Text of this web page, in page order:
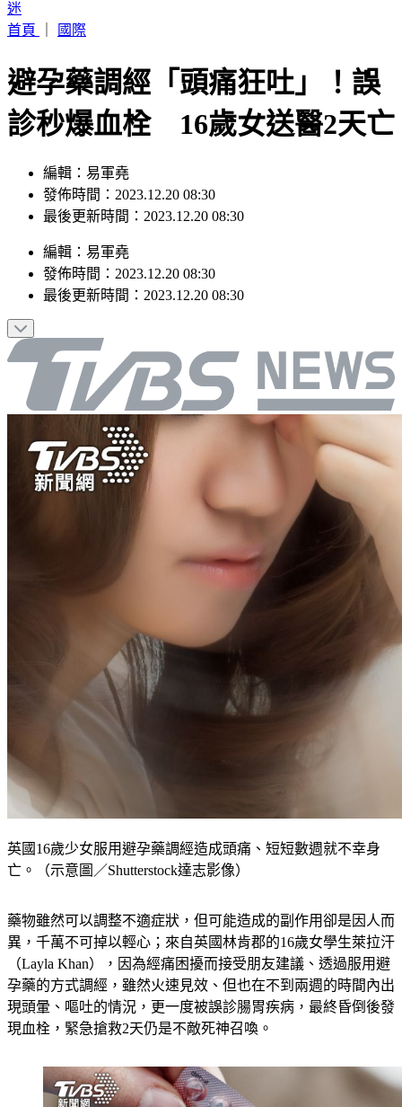
首頁
避孕藥調經「頭痛狂吐」！誤
診秒爆血栓 16歲女送醫2天亡
發佈時間：2023.12.20 08:30
最後更新時間：2023.12.20 08:30
發佈時間：2023.12.20 08:30
最後更新時間：2023.12.20 08:30
亡。（示意圖／Shutterstock達志影像）
異，千萬不可掉以輕心；來自英國林肯郡的16歲女學生萊拉汗
（Layla Khan），因為經痛困擾而接受朋友建議、透過服用避
孕藥的方式調經，雖然火速見效、但也在不到兩週的時間內出
現頭暈、嘔吐的情況，更一度被誤診腸胃疾病，最終昏倒後發
現血栓，緊急搶救2天仍是不敵死神召喚。